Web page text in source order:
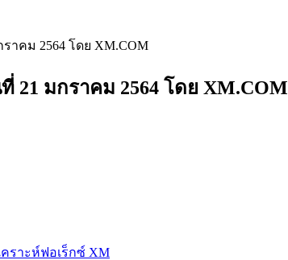
าคม 2564 โดย XM.COM
21 มกราคม 2564 โดย XM.COM
คราะห์ฟอเร็กซ์ XM